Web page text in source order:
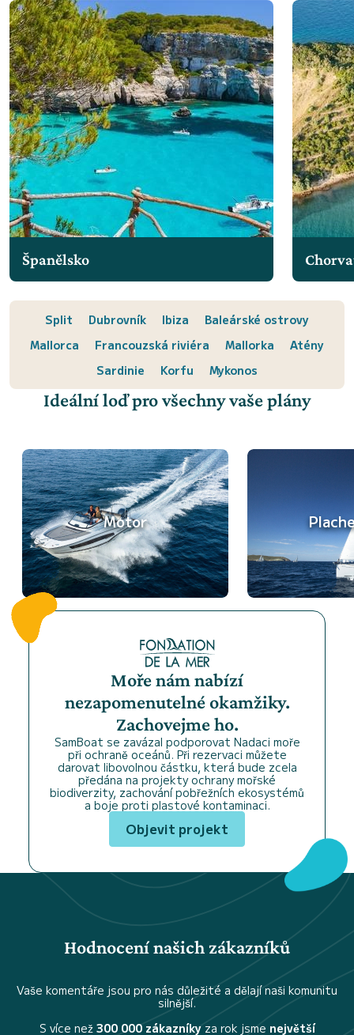
Španělsko
Split Dubrovník Ibiza
Baleárské ostrovy
Mallorca
Francouzská riviéra Mallorka
Atény
Sardinie
Korfu Mykonos
Ideální loď pro všechny vaše plány
Motor
Moře nám nabízí
nezapomenutelné okamžiky.
Zachovejme ho.
SamBoat se zavázal podporovat Nadaci moře
při ochraně oceánů. Při rezervaci můžete
darovat libovolnou částku, která bude zcela
předána na projekty ochrany mořské
biodiverzity, zachování pobřežních ekosystémů
a boje proti plastové kontaminaci.
Objevit projekt
Hodnocení našich zákazníků
Vaše komentáře jsou pro nás důležité a dělají naši komunitu
silnější.
S více než 300 000 zákazníkyza rok jsme největší